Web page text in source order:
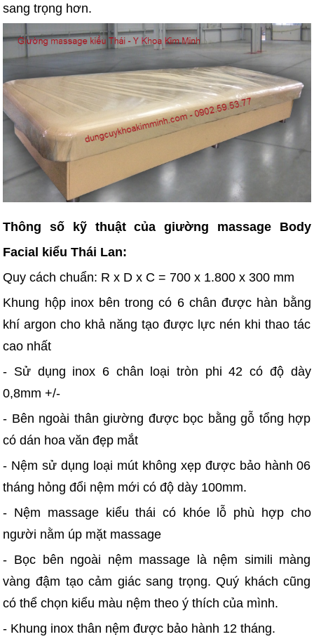
sang trọng hơn.
Thông số kỹ thuật của giường massage Body
Facial kiểu Thái Lan:
Quy cách chuẩn: R x D x C = 700 x 1.800 x 300 mm
Khung hộp inox bên trong có 6 chân được hàn bằng
khí argon cho khả năng tạo được lực nén khi thao tác
cao nhất
- Sử dụng inox 6 chân loại tròn phi 42 có độ dày
0,8mm +/-
- Bên ngoài thân giường được bọc bằng gỗ tổng hợp
có dán hoa văn đẹp mắt
- Nệm sử dụng loại mút không xẹp được bảo hành 06
tháng hỏng đổi nệm mới có độ dày 100mm.
- Nệm massage kiểu thái có khóe lỗ phù hợp cho
người nằm úp mặt massage
- Bọc bên ngoài nệm massage là nệm simili màng
vàng đậm tạo cảm giác sang trọng. Quý khách cũng
có thể chọn kiểu màu nệm theo ý thích của mình.
- Khung inox thân nệm được bảo hành 12 tháng.